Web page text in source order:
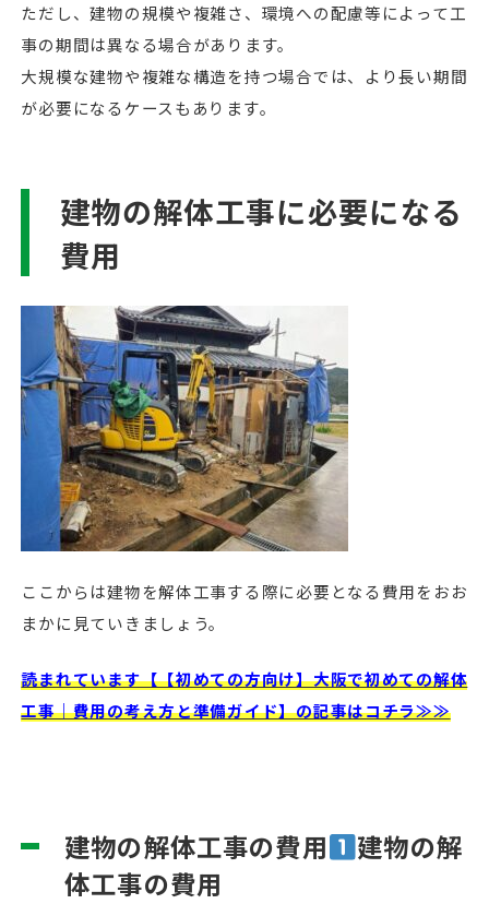
ただし、建物の規模や複雑さ、環境への配慮等によって工
事の期間は異なる場合があります。
大規模な建物や複雑な構造を持つ場合では、より長い期間
が必要になるケースもあります。
建物の解体工事に必要になる
費用
ここからは建物を解体工事する際に必要となる費用をおお
まかに見ていきましょう。
読まれています【【初めての方向け】大阪で初めての解体
工事｜費用の考え方と準備ガイド】の記事はコチラ≫≫
建物の解体工事の費用
建物の解
体工事の費用